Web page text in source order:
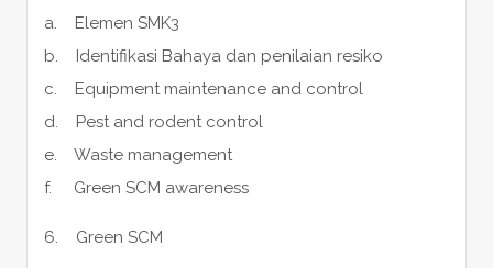
a. Elemen SMK3
b. Identifikasi Bahaya dan penilaian resiko
c. Equipment maintenance and control
d. Pest and rodent control
e. Waste management
f. Green SCM awareness
6. Green SCM